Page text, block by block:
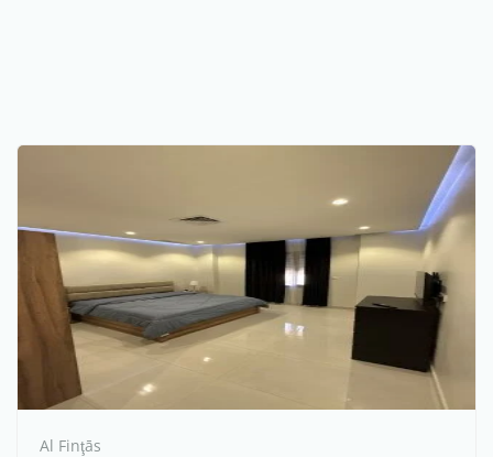
Al Finţās